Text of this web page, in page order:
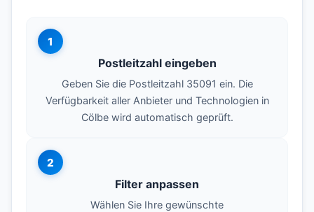
1
Postleitzahl eingeben
Geben Sie die Postleitzahl 35091 ein. Die
Verfügbarkeit aller Anbieter und Technologien in
Cölbe wird automatisch geprüft.
2
Filter anpassen
Wählen Sie Ihre gewünschte